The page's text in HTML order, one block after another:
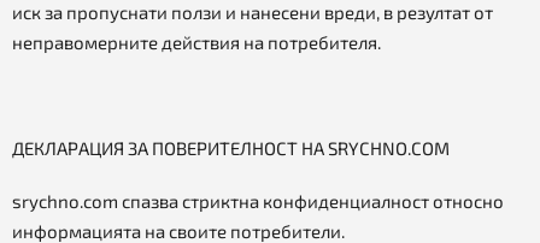
иск за пропуснати ползи и нанесени вреди, в резултат от
неправомерните действия на потребителя.
ДЕКЛАРАЦИЯ ЗА ПОВЕРИТЕЛНОСТ НА SRYCHNO.COM
srychno.com спазва стриктна конфиденциалност относно
информацията на своите потребители.